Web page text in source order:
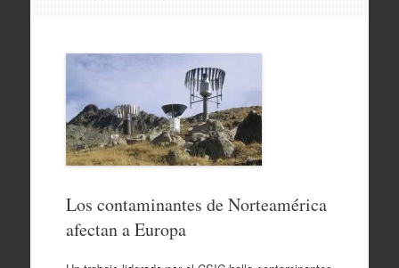
Los contaminantes de Norteamérica
afectan a Europa